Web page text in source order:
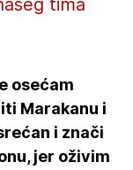
tima
osećam
Marakanu i
i znači
jer oživim